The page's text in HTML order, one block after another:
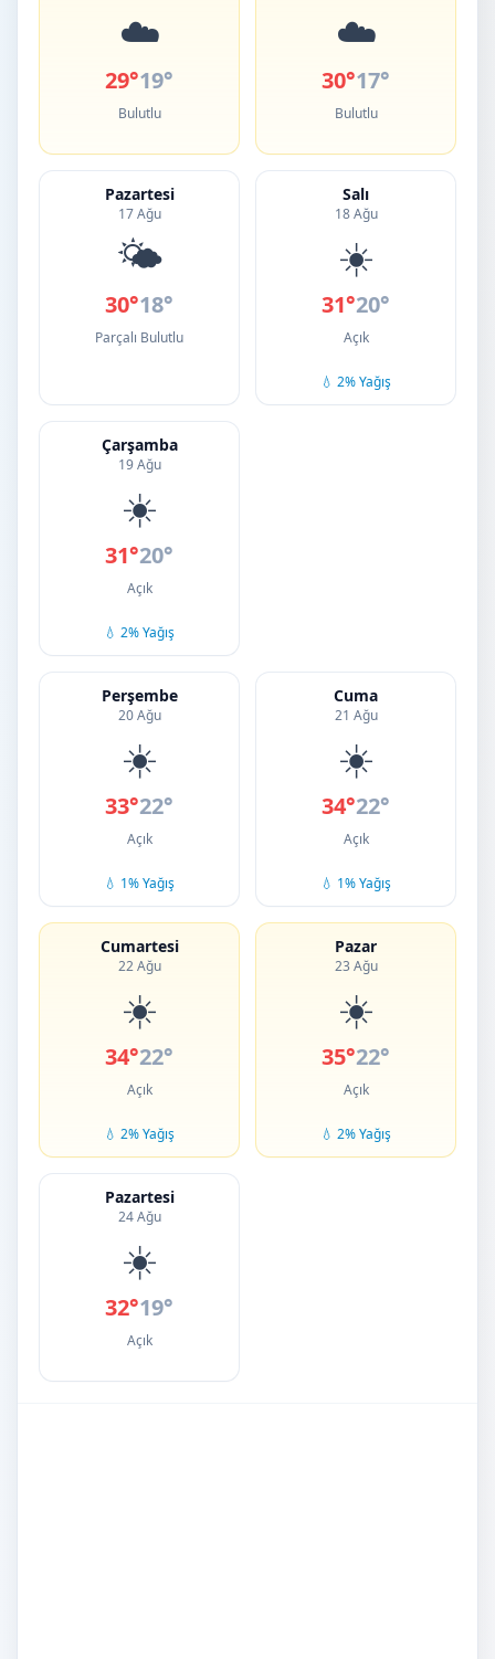
☁️
29°19°
Bulutlu
☁️
30°17°
Bulutlu
Pazartesi
17 Ağu
🌤️
30°18°
Parçalı Bulutlu
Salı
18 Ağu
☀️
31°20°
Açık
💧 2% Yağış
Çarşamba
19 Ağu
☀️
31°20°
Açık
💧 2% Yağış
Perşembe
20 Ağu
☀️
33°22°
Açık
💧 1% Yağış
Cuma
21 Ağu
☀️
34°22°
Açık
💧 1% Yağış
Cumartesi
22 Ağu
☀️
34°22°
Açık
💧 2% Yağış
Pazar
23 Ağu
☀️
35°22°
Açık
💧 2% Yağış
Pazartesi
24 Ağu
☀️
32°19°
Açık